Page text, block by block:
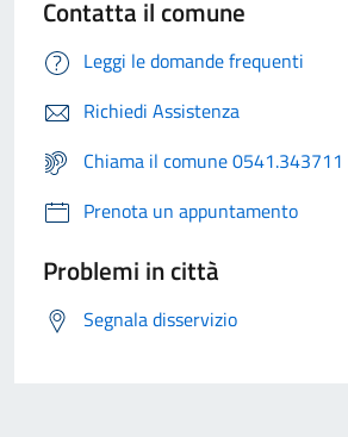
Contatta il comune
Leggi le domande frequenti
Richiedi Assistenza
Chiama il comune 0541.343711
Prenota un appuntamento
Problemi in città
Segnala disservizio